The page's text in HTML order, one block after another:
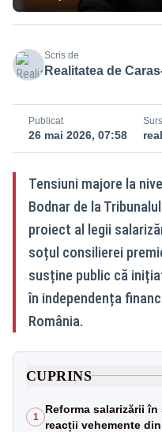
Scris de
Realitatea de
Publicat
26 mai 2026, 07:58
Tensiuni majore la
Bodnar de la
proiect al legii
soțul consilierei
susține public că
în independența
România.
CUPRINS
1
Reforma salarizării
reacții vehemente